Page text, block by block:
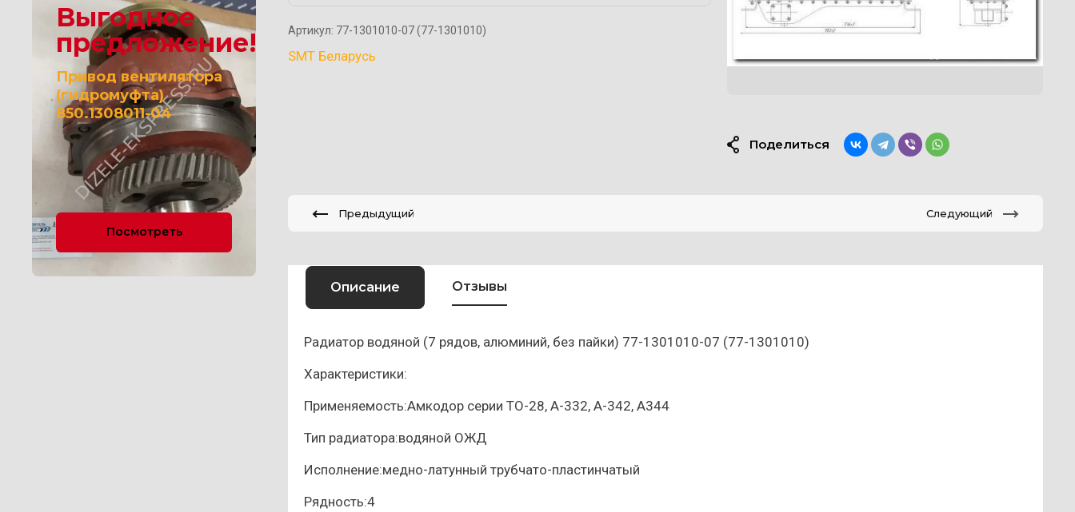
Выгодное
предложение!
Привод вентилятора
(гидромуфта)
850.1308011-04
Посмотреть
Артикул: 77-1301010-07 (77-1301010)
SMT Беларусь
Поделиться
Предыдущий Следующий
Описание Отзывы
Радиатор водяной (7 рядов, алюминий, без пайки) 77-1301010-07 (77-1301010)
Характеристики:
Применяемость:Амкодор серии ТО-28, А-332, А-342, А344
Тип радиатора:водяной ОЖД
Исполнение:медно-латунный трубчато-пластинчатый
Рядность:4